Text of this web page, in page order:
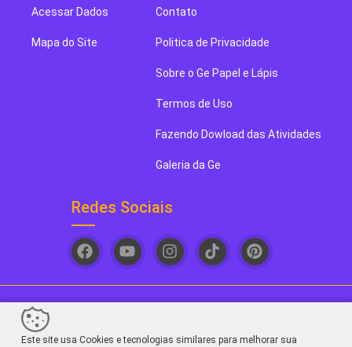
Acessar Dados
Mapa do Site
Contato
Politica de Privacidade
Sobre o Ge Papel e Lápis
Termos de Uso
Fazendo Dowload das Atividades
Galeria da Ge
Redes Sociais
Este site usa Cookies e tecnologias similares para melhorar sua